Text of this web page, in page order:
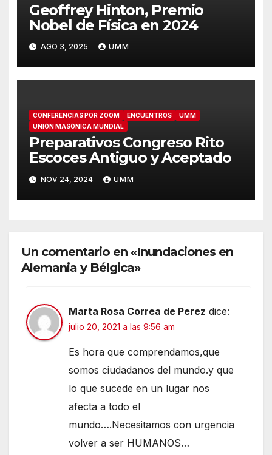
Geoffrey Hinton, Premio
Nobel de Física en 2024
AGO 3, 2025 UMM
CONFERENCIAS POR ZOOM ENCUENTROS
UMM
UNIÓN MASÓNICA MUNDIAL
Preparativos Congreso Rito
Escoces Antiguo y Aceptado
NOV 24, 2024 UMM
Un comentario en «Inundaciones en
Alemania y Bélgica»
Marta Rosa Correa de Perez dice:
julio 20, 2021 a las 9:56 am
Es hora que comprendamos,que
somos ciudadanos del mundo.y que
lo que sucede en un lugar nos
afecta a todo el
mundo….Necesitamos con urgencia
volver a ser HUMANOS…